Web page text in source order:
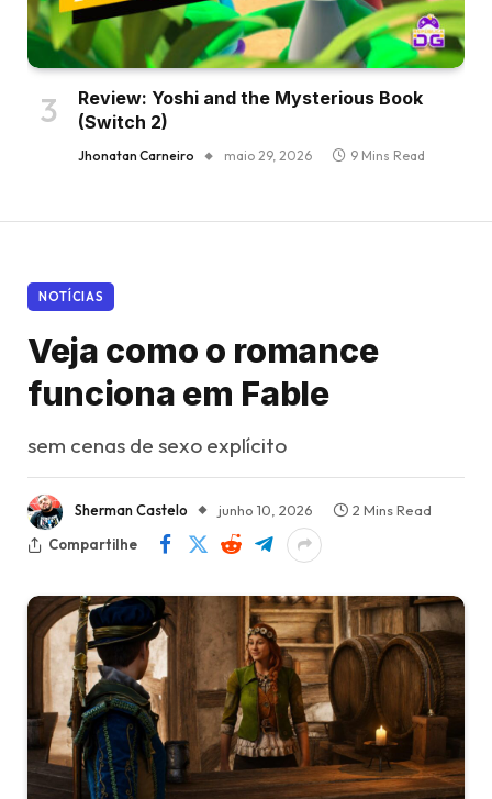
Review: Yoshi and the Mysterious Book
(Switch 2)
Jhonatan Carneiro maio 29, 2026 9 Mins Read
NOTÍCIAS
Veja como o romance
funciona em Fable
sem cenas de sexo explícito
Sherman Castelo junho 10, 2026
2 Mins Read
Compartilhe